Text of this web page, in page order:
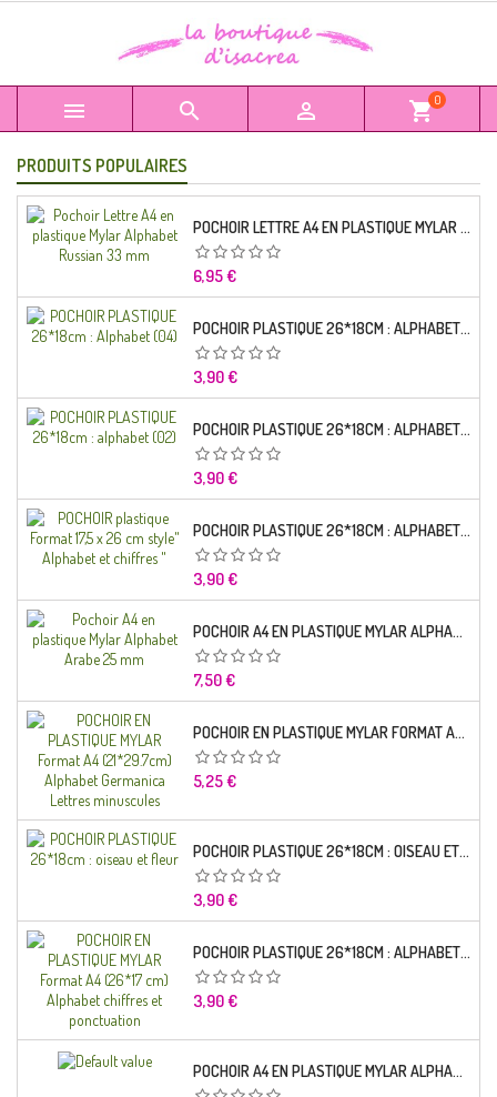
   shopping_cart0
PRODUITS POPULAIRES
POCHOIR LETTRE A4 EN PLASTIQUE MYLAR ALPHABET RUSSIAN 33 MM
Prix
6,95 €
POCHOIR PLASTIQUE 26*18CM : ALPHABET (04)
Prix
3,90 €
POCHOIR PLASTIQUE 26*18CM : ALPHABET (02)
Prix
3,90 €
POCHOIR PLASTIQUE 26*18CM : ALPHABET (01)
Prix
3,90 €
POCHOIR A4 EN PLASTIQUE MYLAR ALPHABET ARABE 25 MM
Prix
7,50 €
POCHOIR EN PLASTIQUE MYLAR FORMAT A4 (21*29.7CM) ALPHABET GERMANICA LETTRES MINUSCULES
Prix
5,25 €
POCHOIR PLASTIQUE 26*18CM : OISEAU ET FLEUR
Prix
3,90 €
POCHOIR PLASTIQUE 26*18CM : ALPHABET (03)
Prix
3,90 €
POCHOIR A4 EN PLASTIQUE MYLAR ALPHABET LETTRE TYPO CHARLEMAGNE 28 MM